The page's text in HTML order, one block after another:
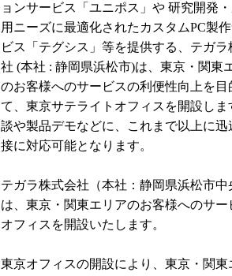
ョンサービス「ユニポス」や 研究開発
用ニーズに最適化されたカスタムPC製
ビス「テグシス」等を提供する、テガラ
社 (本社 : 静岡県浜松市)は、東京・関東
のお客様へのサービスの利便性向上を目
て、東京サテライトオフィスを開設しま
談や製品デモなどに、これまで以上に迅
接に対応可能となります。
テガラ株式会社（本社：静岡県浜松市
は、東京・関東エリアのお客様へのサ
オフィスを開設いたします。
東京オフィスの開設により、東京・関